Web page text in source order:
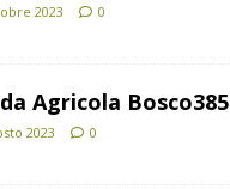
2023 0
Agricola Bosco385
2023 0